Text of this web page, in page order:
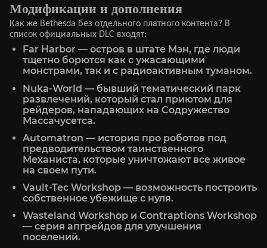
Модификации и дополнения
Как же Bethesda без отдельного платного контента? В
список официальных DLC входят:
Far Harbor — остров в штате Мэн, где люди
тщетно борются как с ужасающими
монстрами, так и с радиоактивным туманом.
Nuka-World — бывший тематический парк
развлечений, который стал приютом для
рейдеров, нападающих на Содружество
Массачусетса.
Automatron — история про роботов под
предводительством таинственного
Механиста, которые уничтожают все живое
на своем пути.
Vault-Tec Workshop — возможность построить
собственное убежище с нуля.
Wasteland Workshop и Contraptions Workshop
— серия апгрейдов для улучшения
поселений.